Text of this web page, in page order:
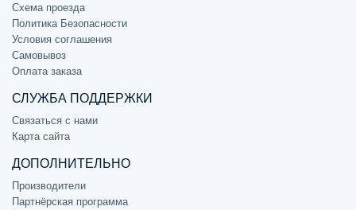
Схема проезда
Политика Безопасности
Условия соглашения
Самовывоз
Оплата заказа
СЛУЖБА ПОДДЕРЖКИ
Связаться с нами
Карта сайта
ДОПОЛНИТЕЛЬНО
Производители
Партнёрская программа